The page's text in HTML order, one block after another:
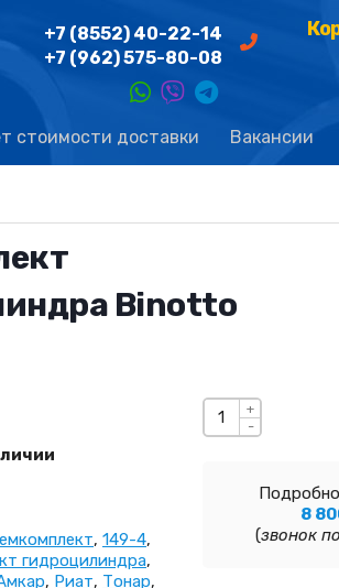
+7 (8552) 40-22-14
+7 (962) 575-80-08
стоимости доставки Вакансии
Binotto
+
-
8
(звонок
, 149-4,
гидроцилиндра,
, Риат, Тонар,